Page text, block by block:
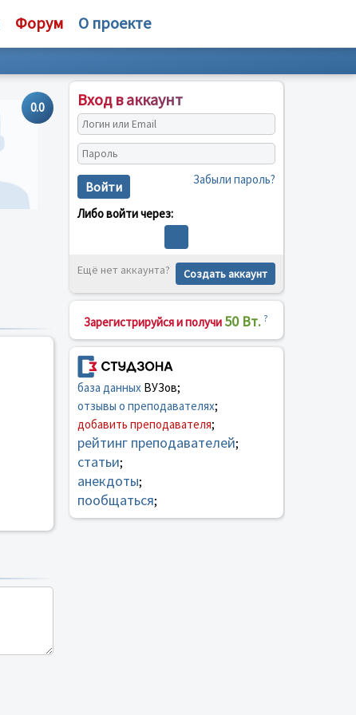
Форум О проекте
0.0 Вход в аккаунт
Войти Забыли пароль?
Либо войти через:
Ещё нет аккаунта? Создать аккаунт
Зарегистрируйся и получи 50 Вт. ?
база данныхВУЗов;
отзывы о преподавателях;
добавить преподавателя;
рейтинг преподавателей;
статьи;
анекдоты;
пообщаться;